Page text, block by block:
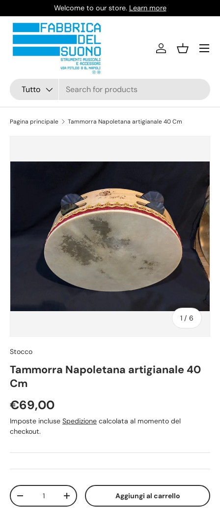
Passa ai contenuti
Welcome to our store. Learn more
Cerca
Tipo prodotto
Tutto
AccediCestino
Pagina principale Tammorra Napoletana artigianale 40 Cm
1 / di
6
Stocco
Tammorra Napoletana artigianale 40
Cm
Prezzo normale
€69,00
Imposte incluse Spedizione calcolata al momento del
checkout.
Q.tà
Diminuire la quantitàAumenta la quantitàAggiungi al carrello